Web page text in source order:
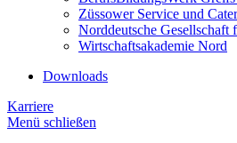
Züssower Service und
Norddeutsche
Wirtschaftsakademie Nord
Downloads
Karriere
Menü schließen